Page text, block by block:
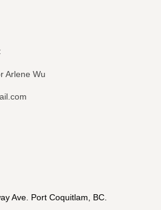
Arlene Wu
Ave. Port Coquitlam, BC.